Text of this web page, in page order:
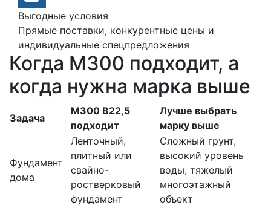
Выгодные условия
Прямые поставки, конкурентные цены и
индивидуальные спецпредложения
Когда М300 подходит, а
когда нужна марка выше
Задача
М300 В22,5
подходит
Лучше выбрать
марку выше
Фундамент
дома
Ленточный,
плитный или
свайно-
ростверковый
фундамент
Сложный грунт,
высокий уровень
воды, тяжелый
многоэтажный
объект